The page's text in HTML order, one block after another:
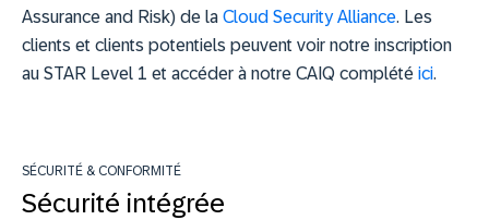
Assurance and Risk) de la Cloud Security Alliance. Les
clients et clients potentiels peuvent voir notre inscription
au STAR Level 1 et accéder à notre CAIQ complété ici.
SÉCURITÉ & CONFORMITÉ
Sécurité intégrée